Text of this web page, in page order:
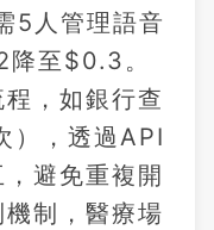
5人管理語音
至$0.3。
，如銀行查
），透過API
避免重複開
制，醫療場